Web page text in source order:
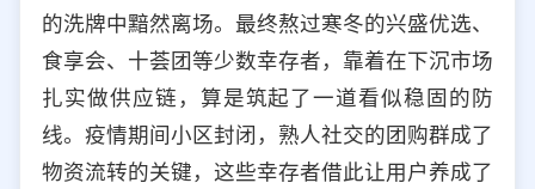
的洗牌中黯然离场。最终熬过寒冬的兴盛优选、
食享会、十荟团等少数幸存者，靠着在下沉市场
扎实做供应链，算是筑起了一道看似稳固的防
线。疫情期间小区封闭，熟人社交的团购群成了
物资流转的关键，这些幸存者借此让用户养成了